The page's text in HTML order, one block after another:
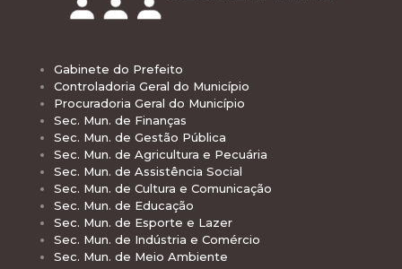
Gabinete do Prefeito
Controladoria Geral do Município
Procuradoria Geral do Município
Sec. Mun. de Finanças
Sec. Mun. de Gestão Pública
Sec. Mun. de Agricultura e Pecuária
Sec. Mun. de Assistência Social
Sec. Mun. de Cultura e Comunicação
Sec. Mun. de Educação
Sec. Mun. de Esporte e Lazer
Sec. Mun. de Indústria e Comércio
Sec. Mun. de Meio Ambiente